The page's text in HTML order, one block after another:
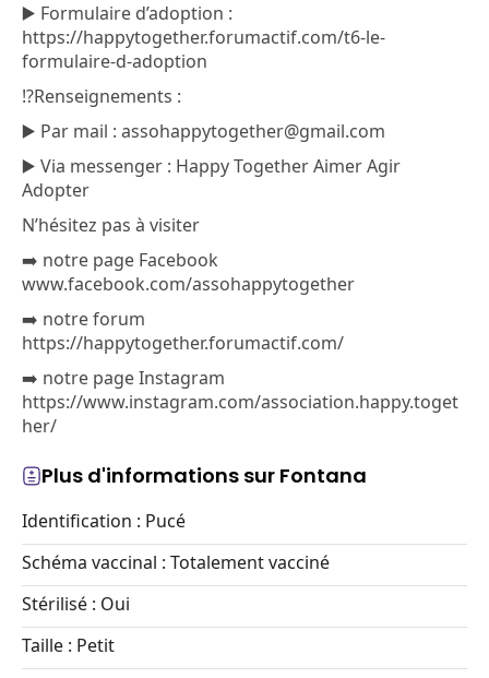
▶️ Formulaire d’adoption :
https://happytogether.forumactif.com/t6-le-
formulaire-d-adoption
⁉️Renseignements :
▶️ Par mail : assohappytogether@gmail.com
▶️ Via messenger : Happy Together Aimer Agir
Adopter
N’hésitez pas à visiter
➡️ notre page Facebook
www.facebook.com/assohappytogether
➡️ notre forum
https://happytogether.forumactif.com/
➡️ notre page Instagram
https://www.instagram.com/association.happy.toget
her/
Plus d'informations sur Fontana
Identification : Pucé
Schéma vaccinal : Totalement vacciné
Stérilisé : Oui
Taille : Petit